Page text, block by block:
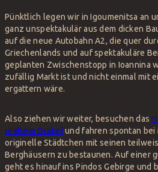
Pünktlich legen wir in Igoumenitsa an
ganz unspektakulär aus dem dicken
auf die neue Autobahn A2, die quer
Griechenlands und auf spektakuläre
geplanten Zwischenstopp in Ioannina
zufällig Markt ist und nicht einmal mit
ergattern wäre.
Also ziehen wir weiter, besuchen das
uraltemOrakel und fahren spontan bei
originelle Städtchen mit seinen
Berghäusern zu bestaunen. Auf einer
geht es hinauf ins Pindos Gebirge und